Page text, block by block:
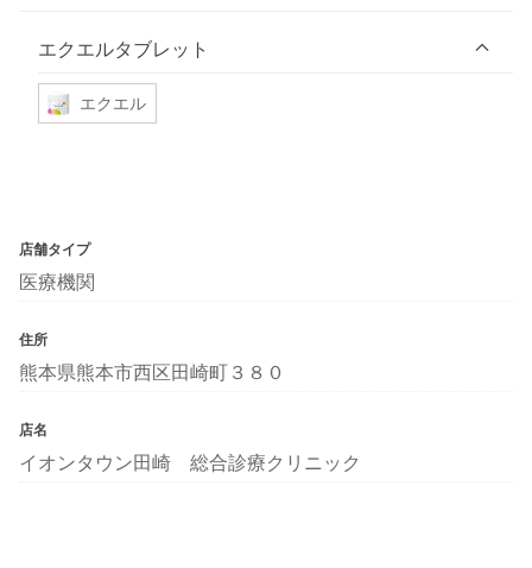
エクエルタブレット
エクエル
店舗タイプ
医療機関
住所
熊本県熊本市西区田崎町３８０
店名
イオンタウン田崎 総合診療クリニック